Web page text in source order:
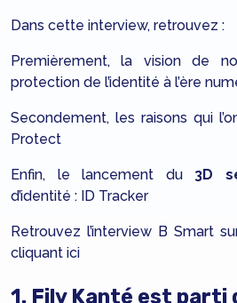
Dans cette interview, retrouvez :
Premièrement, la vision de
protection de l’identité à l’ère
Secondement, les raisons qui
Protect
Enfin, le lancement du 3D
d’identité : ID Tracker
Retrouvez l’interview B Smart
cliquant ici
1. Fily Kanté est parti